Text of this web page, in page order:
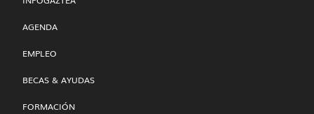
AGENDA
EMPLEO
BECAS & AYUDAS
FORMACIÓN